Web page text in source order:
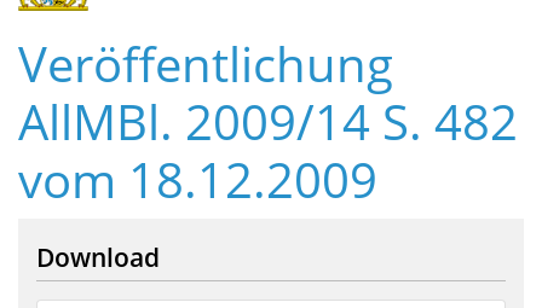
Veröffentlichung
AllMBl. 2009/14 S. 482
vom 18.12.2009
Download